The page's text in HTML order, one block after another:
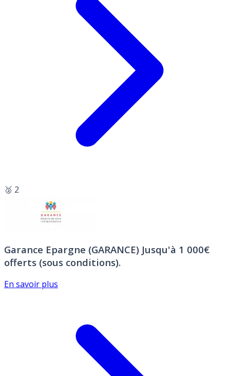
🥈 2
Garance Epargne (GARANCE) Jusqu'à 1 000€
offerts (sous conditions).
En savoir plus